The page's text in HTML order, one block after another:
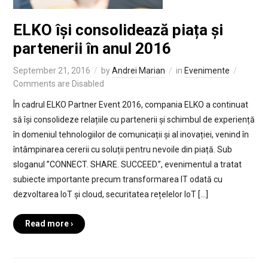
ELKO își consolidează piața și
partenerii în anul 2016
September 21, 2016 byAndrei Marian in Evenimente
Comments are Disabled
În cadrul ELKO Partner Event 2016, compania ELKO a continuat
să își consolideze relațiile cu partenerii și schimbul de experiență
în domeniul tehnologiilor de comunicații și al inovației, venind în
întâmpinarea cererii cu soluții pentru nevoile din piață. Sub
sloganul ”CONNECT. SHARE. SUCCEED.”, evenimentul a tratat
subiecte importante precum transformarea IT odată cu
dezvoltarea IoT și cloud, securitatea rețelelor IoT […]
Read more ›